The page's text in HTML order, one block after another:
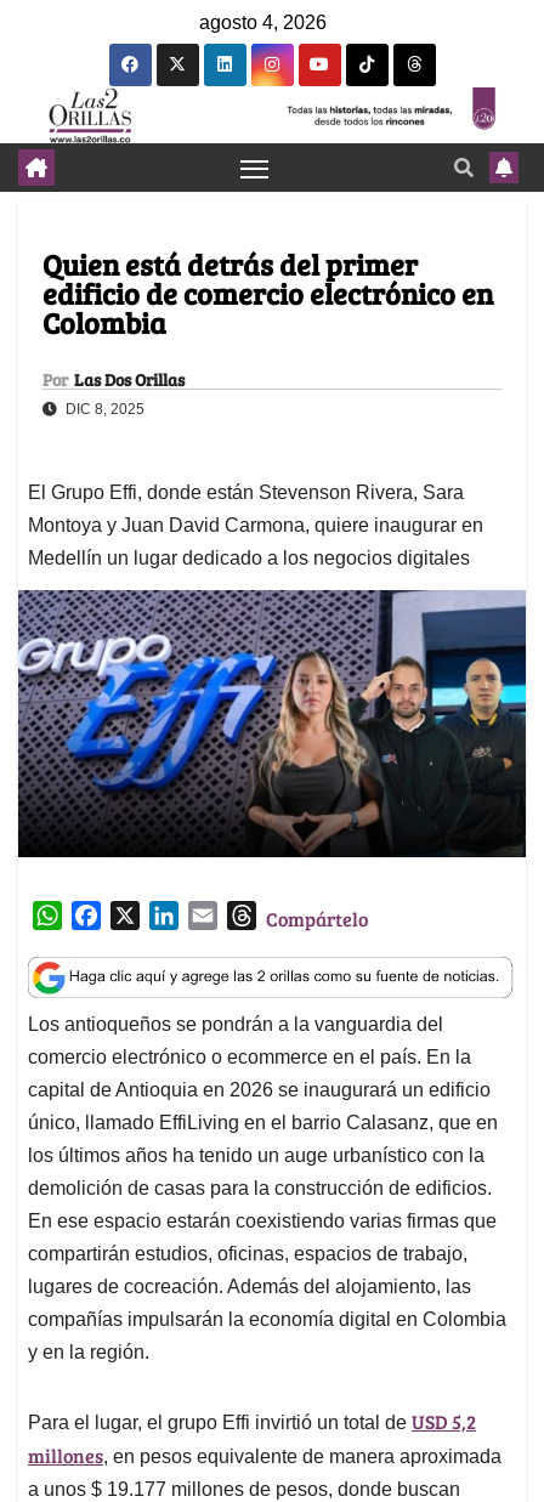
agosto 4, 2026
Quien está detrás del primer
edificio de comercio electrónico en
Colombia
Por Las Dos Orillas
DIC 8, 2025
El Grupo Effi, donde están Stevenson Rivera, Sara
Montoya y Juan David Carmona, quiere inaugurar en
Medellín un lugar dedicado a los negocios digitales
W
a
t
s
A
p
p
c
e
b
o
o
k
n
k
e
d
I
n
a
i
l
T
r
e
a
d
s
Compártelo
Los antioqueños se pondrán a la vanguardia del
comercio electrónico o ecommerce en el país. En la
capital de Antioquia en 2026 se inaugurará un edificio
único, llamado EffiLiving en el barrio Calasanz, que en
los últimos años ha tenido un auge urbanístico con la
demolición de casas para la construcción de edificios.
En ese espacio estarán coexistiendo varias firmas que
compartirán estudios, oficinas, espacios de trabajo,
lugares de cocreación. Además del alojamiento, las
compañías impulsarán la economía digital en Colombia
y en la región.
Para el lugar, el grupo Effi invirtió un total de USD 5,2
millones, en pesos equivalente de manera aproximada
a unos $ 19.177 millones de pesos, donde buscan